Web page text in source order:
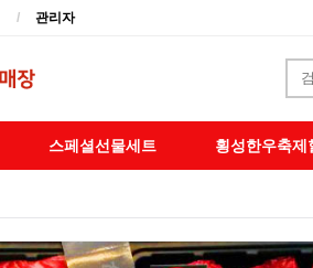
관리자
스페셜선물세트 횡성한우축제